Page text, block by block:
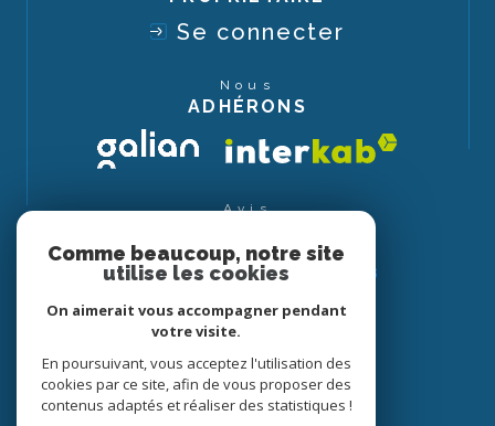
Se connecter
Nous
ADHÉRONS
Avis
Comme beaucoup, notre site
utilise les cookies
On aimerait vous accompagner pendant
votre visite.
En poursuivant, vous acceptez l'utilisation des
cookies par ce site, afin de vous proposer des
contenus adaptés et réaliser des statistiques !